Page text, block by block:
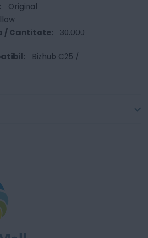
Original
30.000
Bizhub C25 /